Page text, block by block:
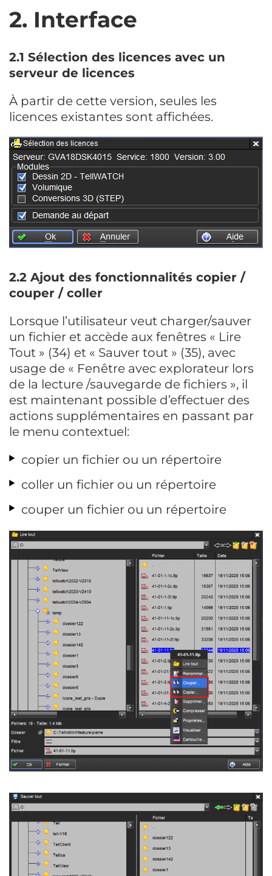
2. Interface
2.1 Sélection des licences avec un
serveur de licences
À partir de cette version, seules les
licences existantes sont affichées.
2.2 Ajout des fonctionnalités copier /
couper / coller
Lorsque l’utilisateur veut charger/sauver
un fichier et accède aux fenêtres « Lire
Tout » (34) et « Sauver tout » (35), avec
usage de « Fenêtre avec explorateur lors
de la lecture /sauvegarde de fichiers », il
est maintenant possible d’effectuer des
actions supplémentaires en passant par
le menu contextuel:
copier un fichier ou un répertoire
coller un fichier ou un répertoire
couper un fichier ou un répertoire